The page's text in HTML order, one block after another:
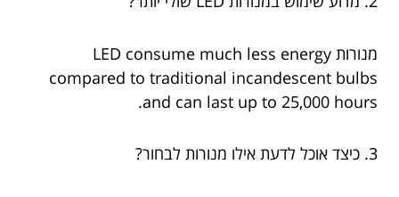
מנורות LED consume much less energy
compared to traditional incandescent bulbs
and can last up to 25,000 hours.
3. כיצד אוכל לדעת אילו מנורות לבחור?